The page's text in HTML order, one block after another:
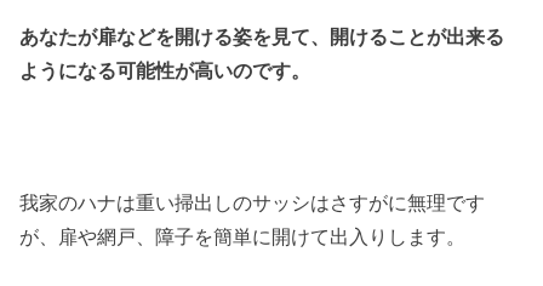
あなたが扉などを開ける姿を見て、開けることが出来る
ようになる可能性が高いのです。
我家のハナは重い掃出しのサッシはさすがに無理です
が、扉や網戸、障子を簡単に開けて出入りします。